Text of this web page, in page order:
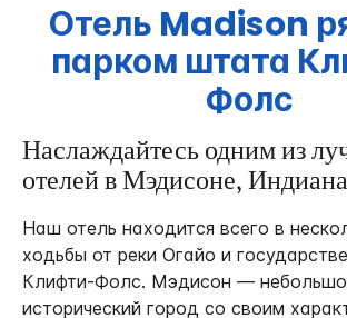
Отель Madison
парком штата
Фолс
Наслаждайтесь одним из
отелей в Мэдисоне, Индиана
Наш отель находится всего в
ходьбы от реки Огайо и
Клифти-Фолс. Мэдисон —
исторический город со своим